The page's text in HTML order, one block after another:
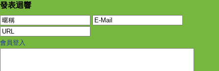
發表迴響
會員登入